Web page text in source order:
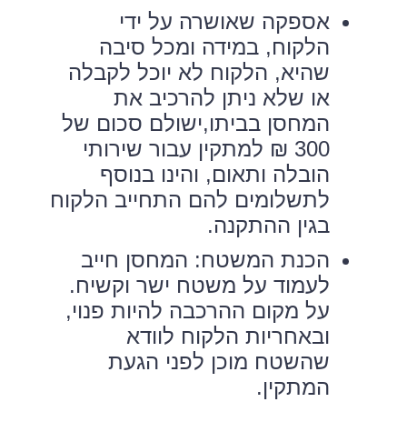
אספקה שאושרה על ידי
הלקוח, במידה ומכל סיבה
שהיא, הלקוח לא יוכל לקבלה
או שלא ניתן להרכיב את
המחסן בביתו,ישולם סכום של
300 ₪ למתקין עבור שירותי
הובלה ותאום, והינו בנוסף
לתשלומים להם התחייב הלקוח
בגין ההתקנה.
הכנת המשטח: המחסן חייב
לעמוד על משטח ישר וקשיח.
על מקום ההרכבה להיות פנוי,
ובאחריות הלקוח לוודא
שהשטח מוכן לפני הגעת
המתקין.